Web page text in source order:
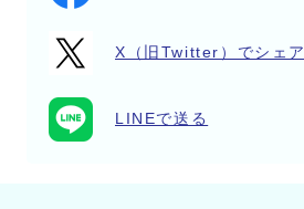
X（旧Twitter）でシェア
LINEで送る